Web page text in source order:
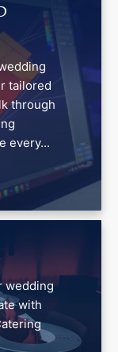
tailored
through
every...
wedding
with